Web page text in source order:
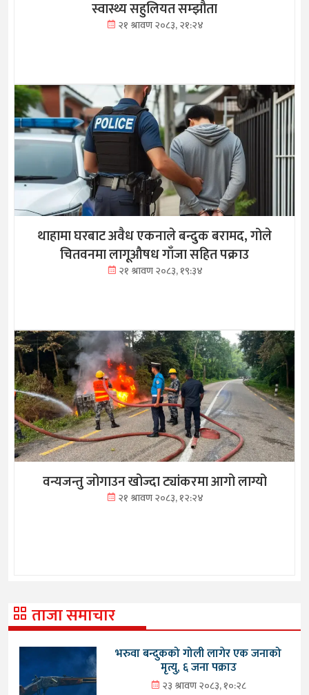
स्वास्थ्य सहुलियत सम्झौता
२१ श्रावण २०८३, २१:२४
थाहामा घरबाट अवैध एकनाले बन्दुक बरामद, गोले
चितवनमा लागूऔषध गाँजा सहित पक्राउ
२१ श्रावण २०८३, १९:३४
वन्यजन्तु जोगाउन खोज्दा ट्यांकरमा आगो लाग्यो
२१ श्रावण २०८३, १२:२४
ताजा समाचार
भरुवा बन्दुकको गोली लागेर एक जनाको
मृत्यु, ६ जना पक्राउ
२३ श्रावण २०८३, १०:२८